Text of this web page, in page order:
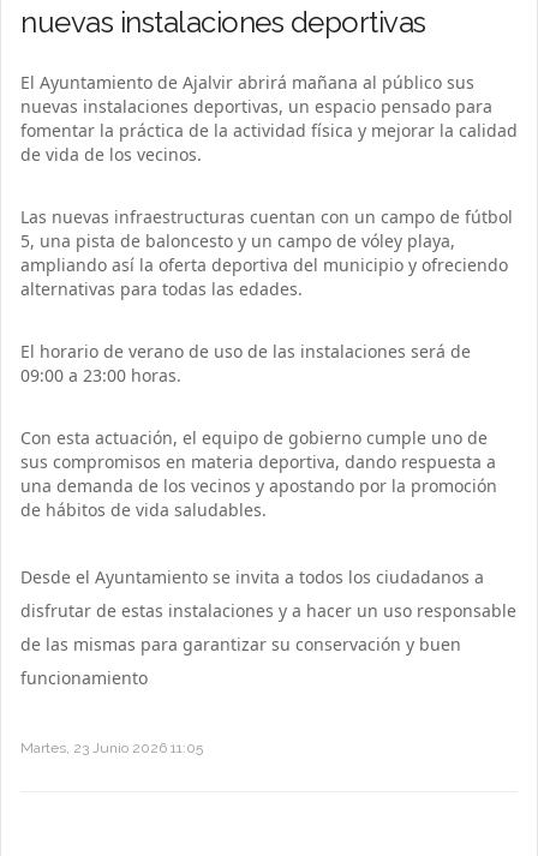
nuevas instalaciones deportivas
El Ayuntamiento de Ajalvir abrirá mañana al público sus
nuevas instalaciones deportivas, un espacio pensado para
fomentar la práctica de la actividad física y mejorar la calidad
de vida de los vecinos.
Las nuevas infraestructuras cuentan con un campo de fútbol
5, una pista de baloncesto y un campo de vóley playa,
ampliando así la oferta deportiva del municipio y ofreciendo
alternativas para todas las edades.
El horario de verano de uso de las instalaciones será de
09:00 a 23:00 horas.
Con esta actuación, el equipo de gobierno cumple uno de
sus compromisos en materia deportiva, dando respuesta a
una demanda de los vecinos y apostando por la promoción
de hábitos de vida saludables.
Desde el Ayuntamiento se invita a todos los ciudadanos a
disfrutar de estas instalaciones y a hacer un uso responsable
de las mismas para garantizar su conservación y buen
funcionamiento
Martes, 23 Junio 2026 11:05